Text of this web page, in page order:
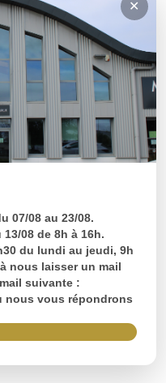
07/08 au 23/08.
08 de 8h à 16h.
du lundi au jeudi, 9h
nous laisser un mail
suivante :
nous vous répondrons
✕